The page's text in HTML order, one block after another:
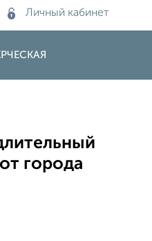
Личный кабинет
города